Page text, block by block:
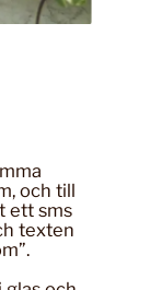
och till
ett sms
texten